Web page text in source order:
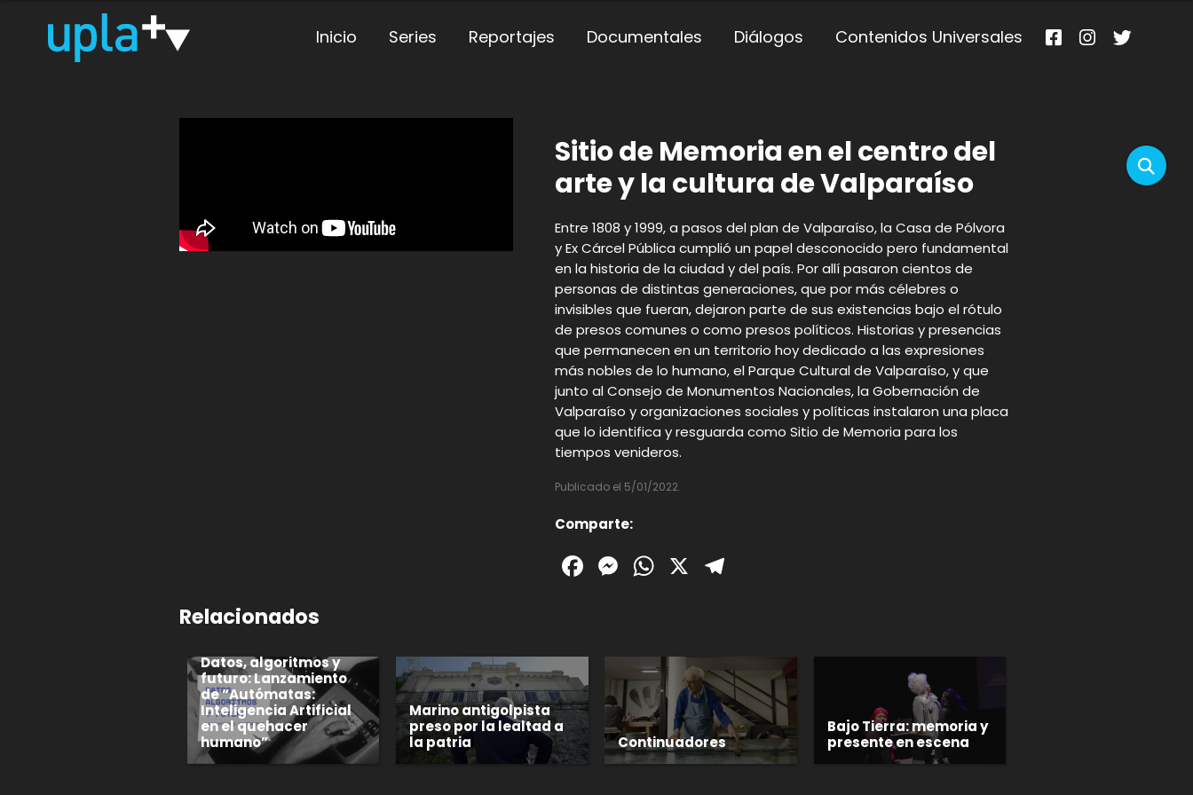
Inicio Series Reportajes Documentales Diálogos Contenidos Universales
Sitio de Memoria en el centro del
arte y la cultura de Valparaíso
Entre 1808 y 1999, a pasos del plan de Valparaíso, la Casa de Pólvora
y Ex Cárcel Pública cumplió un papel desconocido pero fundamental
en la historia de la ciudad y del país. Por allí pasaron cientos de
personas de distintas generaciones, que por más célebres o
invisibles que fueran, dejaron parte de sus existencias bajo el rótulo
de presos comunes o como presos políticos. Historias y presencias
que permanecen en un territorio hoy dedicado a las expresiones
más nobles de lo humano, el Parque Cultural de Valparaíso, y que
junto al Consejo de Monumentos Nacionales, la Gobernación de
Valparaíso y organizaciones sociales y políticas instalaron una placa
que lo identifica y resguarda como Sitio de Memoria para los
tiempos venideros.
Publicado el 5/01/2022.
Comparte:
Facebook
Messenger
WhatsApp
X
Relacionados
Datos, algoritmos y
futuro: Lanzamiento
de “Autómatas:
Inteligencia Artificial
en el quehacer
humano”
Marino antigolpista
preso por la lealtad a
la patria
Continuadores
Bajo Tierra: memoria y
presente en escena